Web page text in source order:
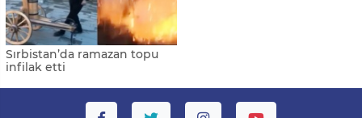
Sırbistan’da ramazan topu
infilak etti